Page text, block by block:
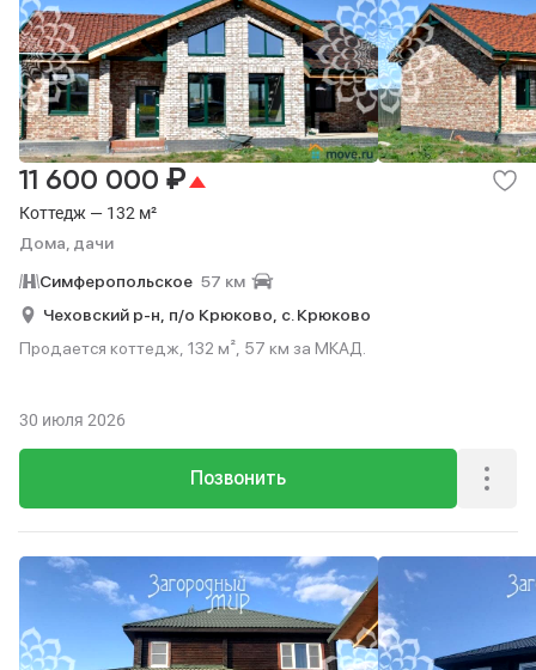
Коттедж — 132 м²
Дома, дачи
11 600 000 ₽
Симферопольское 57 км
Чеховский р-н, п/о Крюково, с. Крюково
Продается коттедж, 132 м², 57 км за МКАД.
Позвонить
30 июля 2026